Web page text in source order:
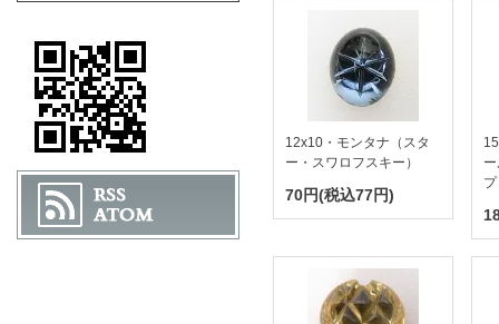
12x10・モンタナ（スタ
ー・スワロフスキー）
70円(税込77円)